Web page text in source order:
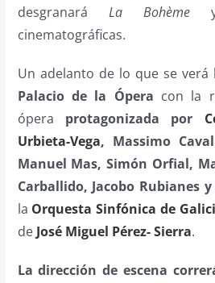
desgranará La Bohèmey
cinematográficas.
Un adelanto de lo que se
Palacio de la Ópera con la
ópera protagonizada por
Urbieta-Vega, Massimo
Manuel Mas, Simón Orfial,
Carballido, Jacobo Rubianes
la Orquesta Sinfónica de
deJosé Miguel Pérez- Sierra.
La dirección de escena